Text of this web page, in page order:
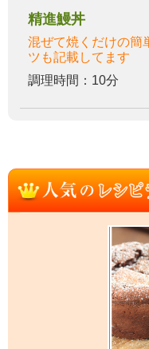
精進鰻丼
混ぜて焼くだけの簡
ツも記載してます
調理時間：10分